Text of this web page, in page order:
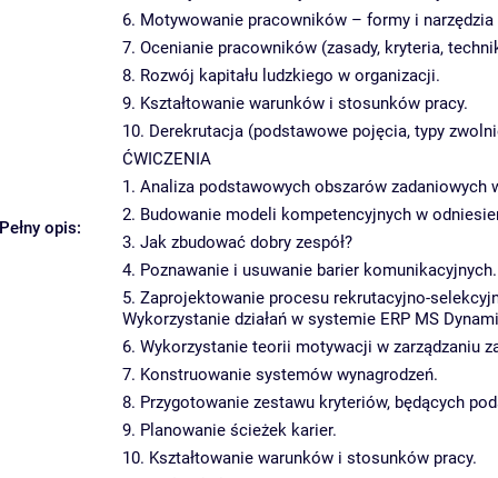
Pełny opis:
6. Motywowanie pracowników – formy i
7. Ocenianie pracowników (zasady, kryteria,
8. Rozwój kapitału ludzkiego w organizacji.
9. Kształtowanie warunków i stosunków pracy.
10. Derekrutacja (podstawowe pojęcia, typy
ĆWICZENIA
1. Analiza podstawowych obszarów zadaniowych
2. Budowanie modeli kompetencyjnych w
3. Jak zbudować dobry zespół?
4. Poznawanie i usuwanie barier komunikacyjnych.
5. Zaprojektowanie procesu rekrutacyjno-
Wykorzystanie działań w systemie ERP MS
6. Wykorzystanie teorii motywacji w zarządzaniu
7. Konstruowanie systemów wynagrodzeń.
8. Przygotowanie zestawu kryteriów, będących
9. Planowanie ścieżek karier.
10. Kształtowanie warunków i stosunków pracy.